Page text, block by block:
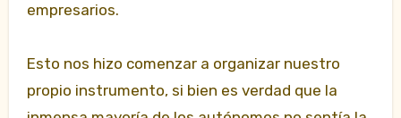
empresarios.
Esto nos hizo comenzar a organizar nuestro
propio instrumento, si bien es verdad que la